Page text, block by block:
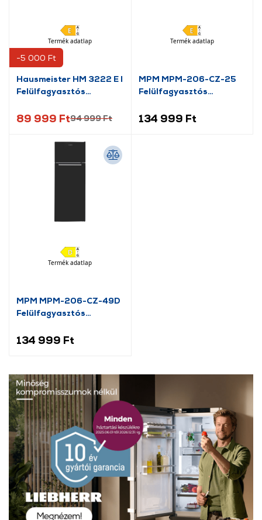
-5 000 Ft
Termék adatlap
Hausmeister HM 3222 E I
Felülfagyasztós
89 999 Ft94 999 Ft
Termék adatlap
MPM MPM-206-CZ-25
Felülfagyasztós
134 999 Ft
Termék adatlap
MPM MPM-206-CZ-49D
Felülfagyasztós
134 999 Ft